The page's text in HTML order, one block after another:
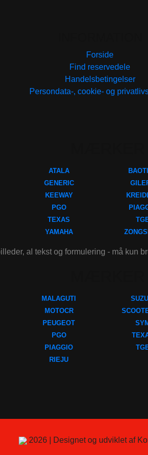
Forside
Find reservedele
Handelsbetingelser
Persondata-, cookie- og
ATALA
GENERIC
KEEWAY
PGO
TEXAS
YAMAHA
al tekst og formulering - må kun
MALAGUTI
MOTOCR
PEUGEOT
PGO
PIAGGIO
RIEJU
2026 | Designet og udviklet af